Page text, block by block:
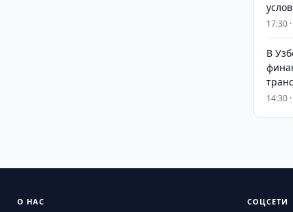
17:30
В
14:30
О НАС СОЦСЕТИ